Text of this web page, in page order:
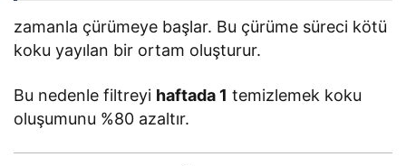
zamanla çürümeye başlar. Bu çürüme süreci kötü
koku yayılan bir ortam oluşturur.
Bu nedenle filtreyi haftada 1 temizlemek koku
oluşumunu %80 azaltır.